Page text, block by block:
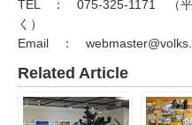
TEL ： 075-325-1171 （平
く）
Email ：
Related Article